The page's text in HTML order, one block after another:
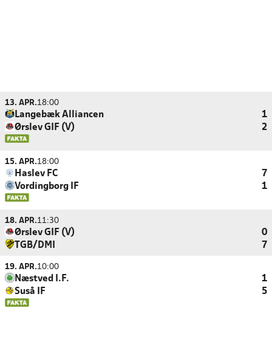
13. APR.18:00
Langebæk Alliancen
1
Ørslev GIF (V)
2
15. APR.18:00
Haslev FC
7
Vordingborg IF
1
18. APR.11:30
Ørslev GIF (V)
0
TGB/DMI
7
19. APR.10:00
Næstved I.F.
1
Suså IF
5